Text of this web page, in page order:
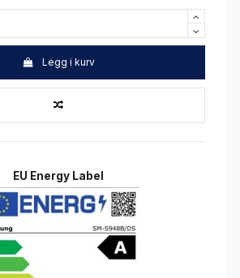
Legg i kurv
EU Energy Label